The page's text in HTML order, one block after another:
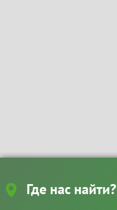
Где нас найти?